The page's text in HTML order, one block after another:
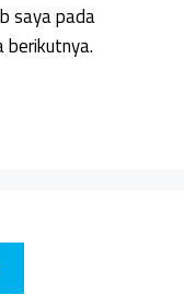
saya pada
berikutnya.